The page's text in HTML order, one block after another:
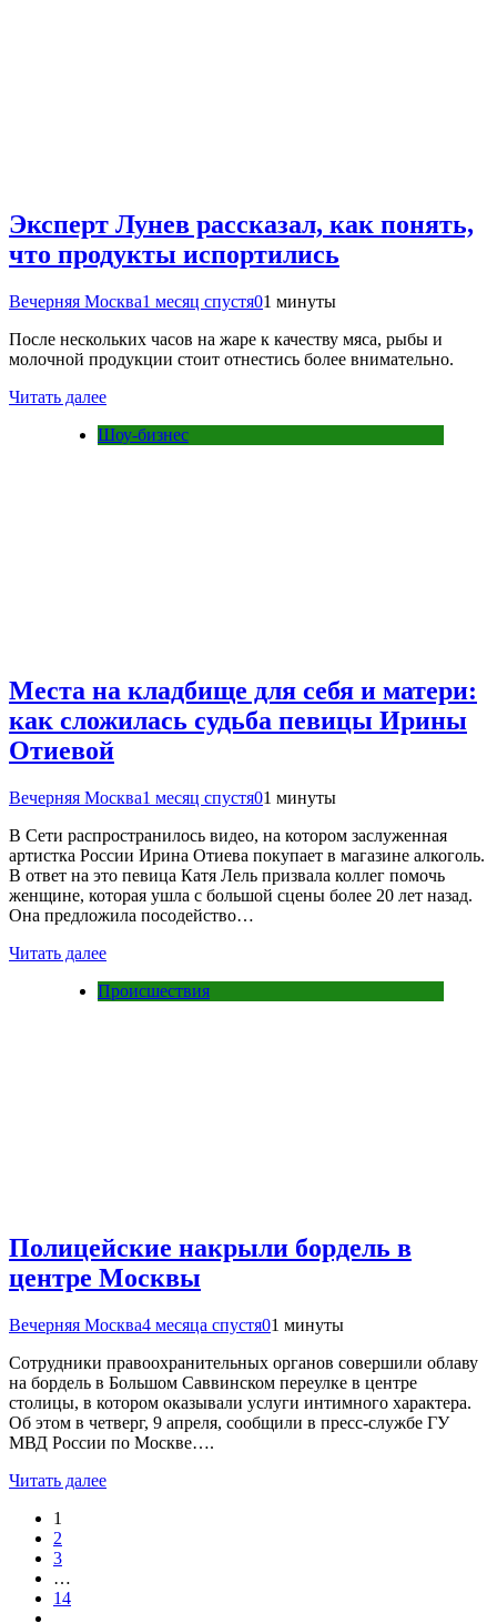
Эксперт Лунев рассказал, как понять,
что продукты испортились
Вечерняя Москва1 месяц спустя01 минуты
После нескольких часов на жаре к качеству мяса, рыбы и
молочной продукции стоит отнестись более внимательно.
Читать далее
Шоу-бизнес
Места на кладбище для себя и матери:
как сложилась судьба певицы Ирины
Отиевой
Вечерняя Москва1 месяц спустя01 минуты
В Сети распространилось видео, на котором заслуженная
артистка России Ирина Отиева покупает в магазине алкоголь.
В ответ на это певица Катя Лель призвала коллег помочь
женщине, которая ушла с большой сцены более 20 лет назад.
Она предложила посодейство…
Читать далее
Происшествия
Полицейские накрыли бордель в
центре Москвы
Вечерняя Москва4 месяца спустя01 минуты
Сотрудники правоохранительных органов совершили облаву
на бордель в Большом Саввинском переулке в центре
столицы, в котором оказывали услуги интимного характера.
Об этом в четверг, 9 апреля, сообщили в пресс-службе ГУ
МВД России по Москве….
Читать далее
1
2
3
…
14